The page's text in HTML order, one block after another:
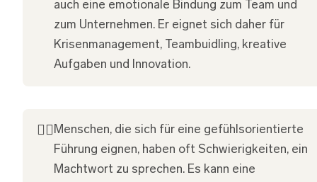
auch eine emotionale Bindung zum Team und
zum Unternehmen. Er eignet sich daher für
Krisenmanagement, Teambuidling, kreative
Aufgaben und Innovation.
👎🏽 Menschen, die sich für eine gefühlsorientierte
Führung eignen, haben oft Schwierigkeiten, ein
Machtwort zu sprechen. Es kann eine